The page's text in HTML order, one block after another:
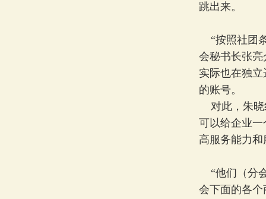
跳出来。
“按照社团
会秘书长张
实际也在独
的账号。
对此，朱晓
可以给企业
高服务能力
“他们（分
会下面的各